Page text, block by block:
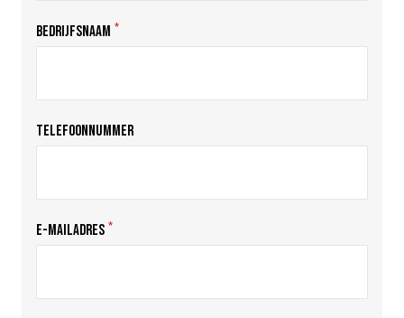
BEDRIJFSNAAM *
TELEFOONNUMMER
E-MAILADRES *